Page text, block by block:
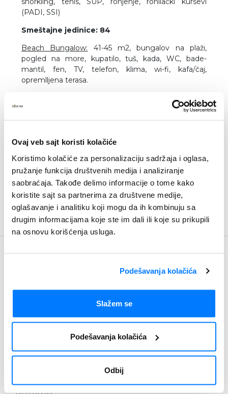
Ovaj veb sajt koristi kolačiće
Koristimo kolačiće za personalizaciju sadržaja i oglasa,
pružanje funkcija društvenih medija i analiziranje
saobraćaja. Takođe delimo informacije o tome kako
koristite sajt sa partnerima za društvene medije,
oglašavanje i analitiku koji mogu da ih kombinuju sa
drugim informacijama koje ste im dali ili koje su prikupili
na osnovu korišćenja usluga.
Podešavanja kolačića
Slažem se
Podešavanja kolačića
Odbij
(PADI, SSI)
Smeštajne jedinice: 84
Beach Bungalow: 41-45 m2, bungalov na plaži,
pogled na more, kupatilo, tuš, kada, WC, bade-
mantil, fen, TV, telefon, klima, wi-fi, kafa/čaj,
opremlljena terasa.
41-45 m2, bungalov sa
direktim pristupom moru, pogled na more, kupatilo,
Water Bungalow:41-45 m2, bungalov na stubovima
iznad lagune, sa direktim pristupom moru, pogled
na more, kupatilo, tuš, kada, WC, bade-mantil, fen,
TV, telefon, klima, wi-fi, kafa/čaj, opremlljena terasa.
Newsletter